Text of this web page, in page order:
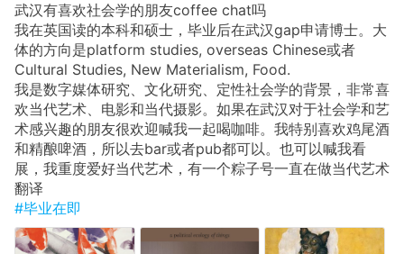
武汉有喜欢社会学的朋友coffee chat吗
我在英国读的本科和硕士，毕业后在武汉gap申请博士。大
体的方向是platform studies, overseas Chinese或者
Cultural Studies, New Materialism, Food.
我是数字媒体研究、文化研究、定性社会学的背景，非常喜
欢当代艺术、电影和当代摄影。如果在武汉对于社会学和艺
术感兴趣的朋友很欢迎喊我一起喝咖啡。我特别喜欢鸡尾酒
和精酿啤酒，所以去bar或者pub都可以。也可以喊我看
展，我重度爱好当代艺术，有一个粽子号一直在做当代艺术
翻译
#毕业在即